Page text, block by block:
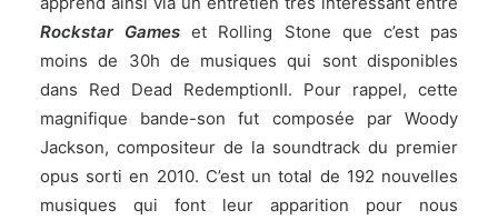
Rockstar Games et Rolling Stone que c’est pas
moins de 30h de musiques qui sont disponibles
dans Red Dead RedemptionII. Pour rappel, cette
magnifique bande-son fut composée par Woody
Jackson, compositeur de la soundtrack du premier
opus sorti en 2010. C’est un total de 192 nouvelles
musiques qui font leur apparition pour nous